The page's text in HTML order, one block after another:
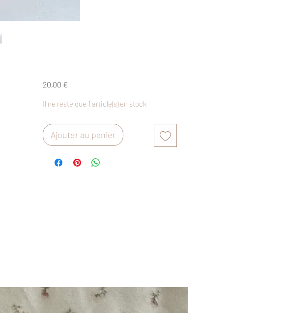
20,00 €Prix
Il ne reste que 1 article(s) en stock
Ajouter au panier